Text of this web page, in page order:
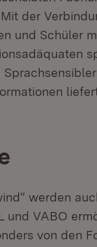
der
und Schüler
werden
und VABO
von den